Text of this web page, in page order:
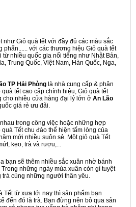
như Giỏ quà tết với đầy đủ các màu sắc
phấn...... với các thương hiệu Giỏ quà tết
từ nhiều quốc gia nổi tiếng như Nhật Bản,
Trung Quốc, Việt Nam, Hàn Quốc, Nga,
TP Hải Phòng là nhà cung cấp & phân
tết cao cấp chính hiệu, Giỏ quà tết
cho nhiều cửa hàng đại lý lớn ở An Lão
giá rẻ ưu đãi.
trong công việc hoặc những hợp
Tết chu đáo thể hiện tấm lòng của
mới nhiều suôn sẻ. Một giỏ quà Tết
kẹo, trà và rượu,...
bạn sẽ thêm nhiều sắc xuân nhờ bánh
những ngày mùa xuân còn gì tuyệt
cùng những người thân yêu.
Tết từ xưa tới nay thì sản phẩm bạn
đến đó là trà. Bạn đừng nên bỏ qua sản